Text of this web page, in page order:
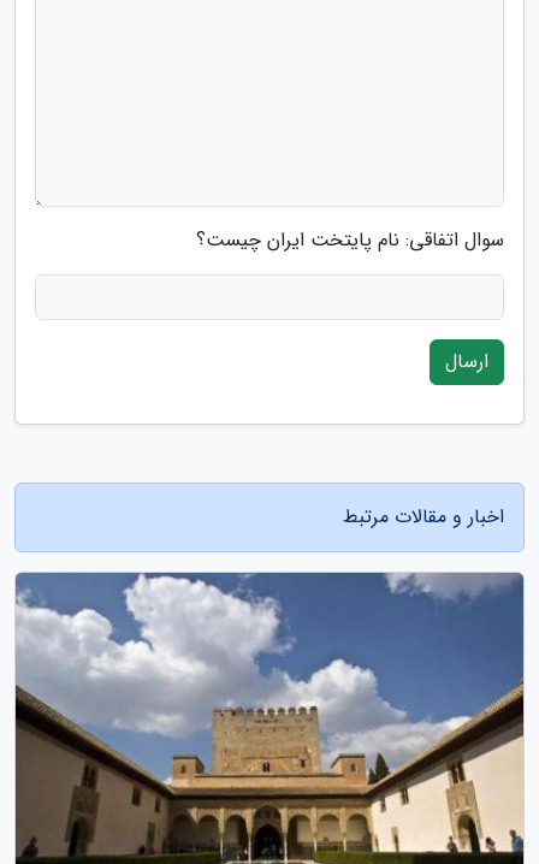
سوال اتفاقی: نام پایتخت ایران چیست؟
ارسال
اخبار و مقالات مرتبط